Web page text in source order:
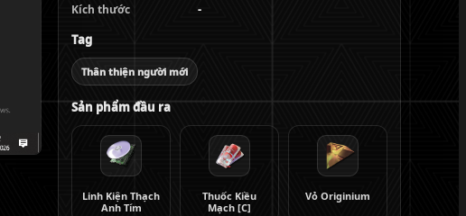
Kích thước
-
Tag
Thân thiện người mới
Sản phẩm đầu ra
Linh Kiện Thạch
Anh Tím
Thuốc Kiều
Mạch [C]
Vỏ Originium